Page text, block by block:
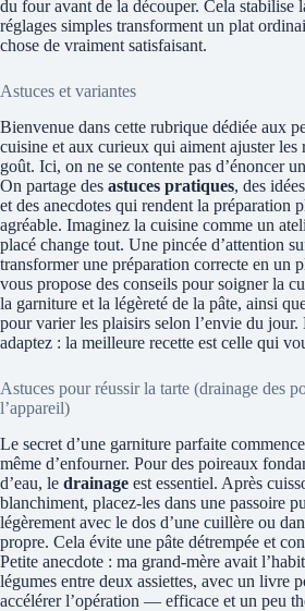
du four avant de la découper. Cela stabilise
réglages simples transforment un plat
chose de vraiment satisfaisant.
Astuces et variantes
Bienvenue dans cette rubrique dédiée aux
cuisine et aux curieux qui aiment ajuster les
goût. Ici, on ne se contente pas d’énoncer
On partage des astuces pratiques, des
et des anecdotes qui rendent la préparation
agréable. Imaginez la cuisine comme un
placé change tout. Une pincée d’attention
transformer une préparation correcte en un
vous propose des conseils pour soigner la
la garniture et la légèreté de la pâte, ainsi
pour varier les plaisirs selon l’envie du jour.
adaptez : la meilleure recette est celle qui
Astuces pour réussir la tarte (drainage des
l’appareil)
Le secret d’une garniture parfaite
même d’enfourner. Pour des poireaux
d’eau, le drainage est essentiel. Après
blanchiment, placez-les dans une passoire
légèrement avec le dos d’une cuillère ou
propre. Cela évite une pâte détrempée et
Petite anecdote : ma grand-mère avait
légumes entre deux assiettes, avec un livre
accélérer l’opération — efficace et un peu